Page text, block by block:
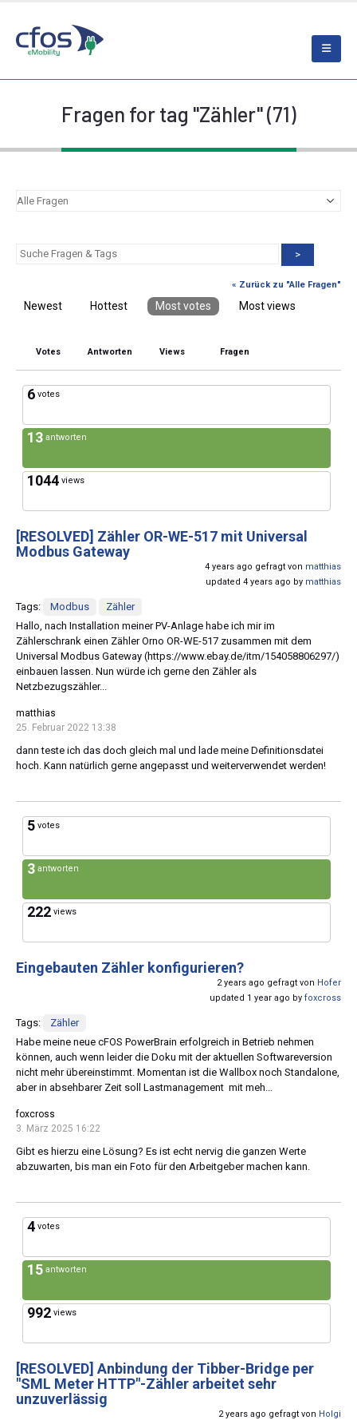
Fragen for tag "Zähler" (71)
>
« Zurück zu "Alle Fragen"
Newest Hottest Most votes Most views
Votes Antworten Views Fragen
6 votes
13 antworten
1044 views
[RESOLVED] Zähler OR-WE-517 mit Universal
Modbus Gateway
4 years ago gefragt von matthias
updated 4 years ago by matthias
Tags: Modbus
Zähler
Hallo, nach Installation meiner PV-Anlage habe ich mir im
Zählerschrank einen Zähler Orno OR-WE-517 zusammen mit dem
Universal Modbus Gateway (https://www.ebay.de/itm/154058806297/)
einbauen lassen. Nun würde ich gerne den Zähler als
Netzbezugszähler...
matthias
25. Februar 2022 13:38
dann teste ich das doch gleich mal und lade meine Definitionsdatei
hoch. Kann natürlich gerne angepasst und weiterverwendet werden!
5 votes
3 antworten
222 views
Eingebauten Zähler konfigurieren?
2 years ago gefragt von Hofer
updated 1 year ago by foxcross
Tags:
Zähler
Habe meine neue cFOS PowerBrain erfolgreich in Betrieb nehmen
können, auch wenn leider die Doku mit der aktuellen Softwareversion
nicht mehr übereinstimmt. Momentan ist die Wallbox noch Standalone,
aber in absehbarer Zeit soll Lastmanagement mit meh...
foxcross
3. März 2025 16:22
Gibt es hierzu eine Lösung? Es ist echt nervig die ganzen Werte
abzuwarten, bis man ein Foto für den Arbeitgeber machen kann.
4 votes
15 antworten
992 views
[RESOLVED] Anbindung der Tibber-Bridge per
"SML Meter HTTP"-Zähler arbeitet sehr
unzuverlässig
2 years ago gefragt von Holgi